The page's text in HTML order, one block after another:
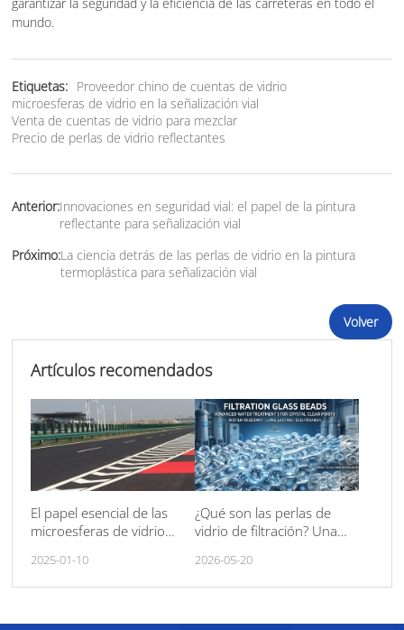
mundo.
Etiquetas: Proveedor chino de cuentas de vidrio
microesferas de vidrio en la señalización vial
Venta de cuentas de vidrio para mezclar
Precio de perlas de vidrio reflectantes
Anterior:Innovaciones en seguridad vial: el papel de la pintura
reflectante para señalización vial
Próximo:La ciencia detrás de las perlas de vidrio en la pintura
termoplástica para señalización vial
Volver
Artículos recomendados
El papel esencial de las
microesferas de vidrio
la mejora de la seguridad
2025-01-10
¿Qué son las perlas de
vidrio de filtración? Una
comparación de medios
filtrantes.
2026-05-20